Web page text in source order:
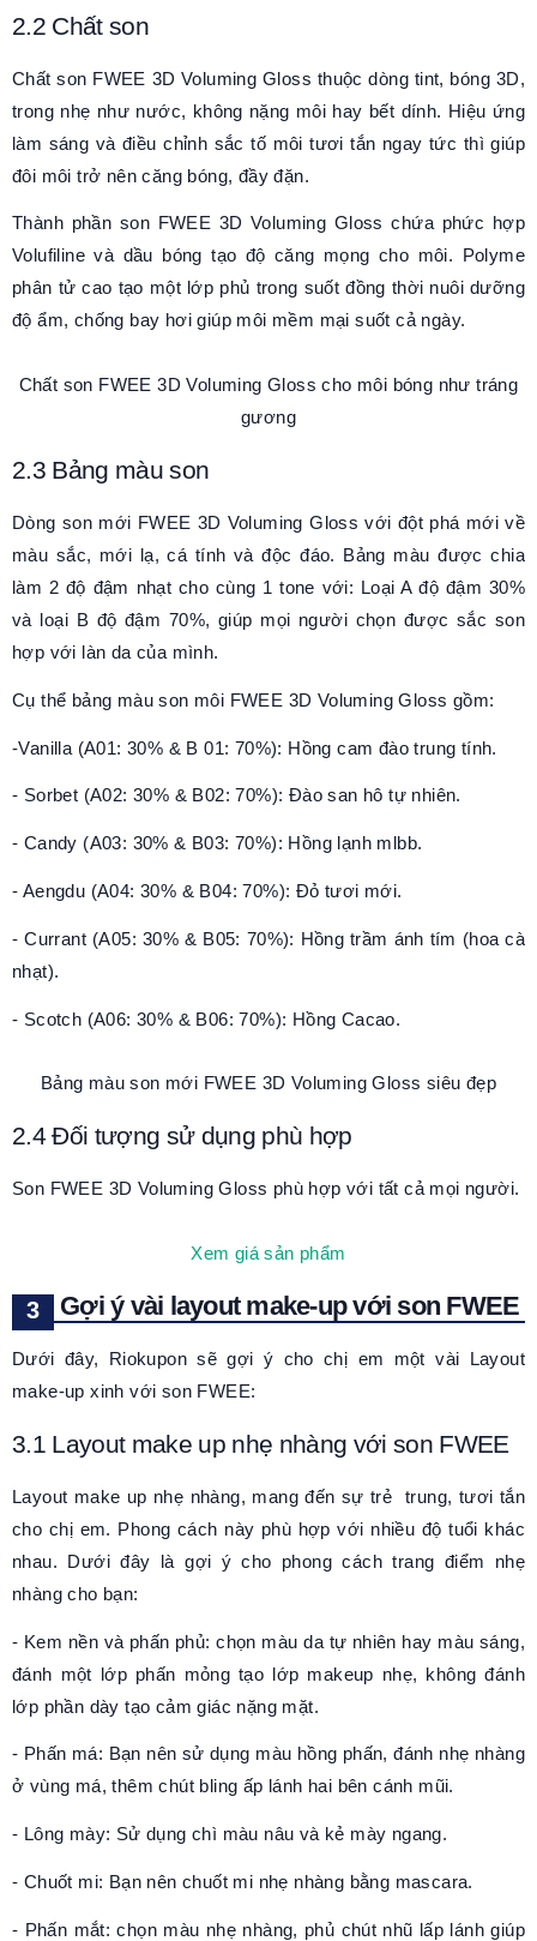
2.2 Chất son
Chất son FWEE 3D Voluming Gloss thuộc dòng tint, bóng 3D,
trong nhẹ như nước, không nặng môi hay bết dính. Hiệu ứng
làm sáng và điều chỉnh sắc tố môi tươi tắn ngay tức thì giúp
đôi môi trở nên căng bóng, đầyđặn.
Thành phần son FWEE 3D Voluming Gloss chứa phức hợp
Volufiline và dầu bóng tạo độ căng mọng cho môi. Polyme
phân tử cao tạo một lớp phủ trong suốt đồng thời nuôi dưỡng
độ ẩm, chống bay hơi giúp môi mềm mại suốt cả ngày.
Chất son FWEE 3D Voluming Gloss cho môi bóng như tráng
gương
2.3 Bảng màu son
Dòng son mới FWEE 3D Voluming Gloss với đột phá mới về
màu sắc, mới lạ, cá tính và độc đáo. Bảng màu được chia
làm 2 độ đậm nhạt cho cùng 1 tone với: Loại A độ đậm 30%
và loại B độ đậm 70%, giúp mọi người chọn được sắc son
hợp với làn da của mình.
Cụ thể bảng màu son môi FWEE 3D Voluming Gloss gồm:
-Vanilla (A01:30% & B 01: 70%): Hồng cam đào trung tính.
- Sorbet (A02:30% & B02:70%): Đào san hô tự nhiên.
- Candy (A03: 30% & B03: 70%): Hồng lạnh mlbb.
- Aengdu (A04: 30% & B04: 70%): Đỏ tươi mới.
-Currant (A05: 30% & B05: 70%): Hồng trầm ánh tím (hoa cà
nhạt).
- Scotch (A06: 30% & B06: 70%): Hồng Cacao.
Bảng màu son mới FWEE 3D Voluming Gloss siêu đẹp
2.4 Đối tượng sử dụng phù hợp
Son FWEE 3D Voluming Gloss phù hợp với tất cả mọi người.
Xem giá sản phẩm
Gợi ý vài layout make-up với son FWEE
Dưới đây, Riokupon sẽ gợi ý cho chị em một vài Layout
make-up xinh với son FWEE:
3.1 Layout make up nhẹ nhàng với son FWEE
Layout make up nhẹ nhàng, mang đến sự trẻ trung, tươi tắn
cho chị em. Phong cách này phù hợp với nhiều độ tuổi khác
nhau. Dưới đây là gợi ý cho phong cách trang điểm nhẹ
nhàng cho bạn:
- Kem nền và phấn phủ: chọn màu da tự nhiên hay màu sáng,
đánh một lớp phấn mỏng tạo lớp makeup nhẹ, không đánh
lớp phần dày tạo cảm giác nặng mặt.
- Phấn má: Bạn nên sử dụng màu hồng phấn, đánh nhẹ nhàng
ở vùng má, thêm chút bling ấp lánh hai bên cánh mũi.
- Lông mày: Sử dụng chì màu nâu và kẻ mày ngang.
- Chuốt mi: Bạn nên chuốt mi nhẹ nhàng bằng mascara.
- Phấn mắt: chọn màu nhẹ nhàng, phủ chút nhũ lấp lánh giúp